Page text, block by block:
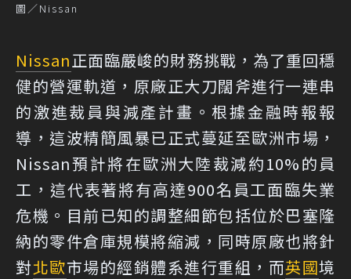
圖／Nissan
Nissan正面臨嚴峻的財務挑戰，為了重回穩
健的營運軌道，原廠正大刀闊斧進行一連串
的激進裁員與減產計畫。根據金融時報報
導，這波精簡風暴已正式蔓延至歐洲市場，
Nissan預計將在歐洲大陸裁減約10%的員
工，這代表著將有高達900名員工面臨失業
危機。目前已知的調整細節包括位於巴塞隆
納的零件倉庫規模將縮減，同時原廠也將針
對北歐市場的經銷體系進行重組，而英國境